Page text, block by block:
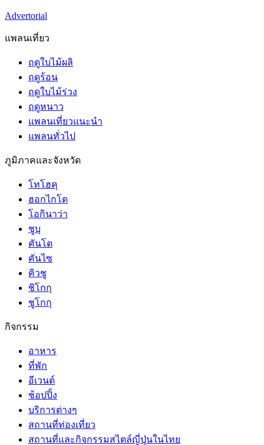
Advertorial
แพลนเที่ยว
ฤดูใบไม้ผลิ
ฤดูร้อน
ฤดูใบไม้ร่วง
ฤดูหนาว
แพลนเที่ยวแนะนำ
แพลนทั่วไป
ภูมิภาคและจังหวัด
โทโฮคุ
ฮอกไกโด
โอกินาว่า
ชูบุ
คันโต
คันไซ
คิวชู
ชิโกกุ
ชูโกกุ
กิจกรรม
อาหาร
ที่พัก
อีเวนต์
ช้อปปิ้ง
บริการต่างๆ
สถานที่ท่องเที่ยว
สถานที่และกิจกรรมสไตล์ญี่ปุ่นในไทย